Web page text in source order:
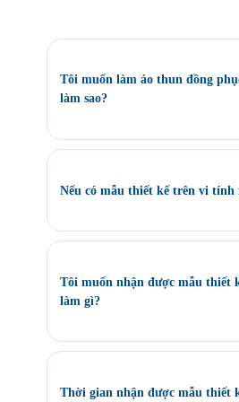
Tôi muốn làm áo thun đồng
làm sao?
Quý khách có thể tham khảo các
chỉ 21/6 Lê Thị Hà, Thới Tam
Nếu có mẫu thiết kế trên vi
Bộ phận thiết kế của Saigon
tôi sẽ tiến hành ký kết hợp đồng
hợp.
Tôi muốn nhận được mẫu thiết
làm gì?
Saigon Uniform làm việc theo
hợp đồng – Tiến hành sản xuất –
Thời gian nhận được mẫu thiết